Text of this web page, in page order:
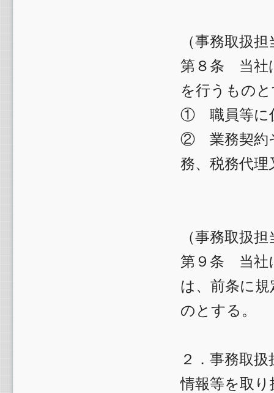
（事務取扱
第８条 当社
を行うもの
① 職員等に
② 業務契約
務、税務代
（事務取扱
第９条 当社
は、前条に
のとする。
２．事務取
情報等を取り